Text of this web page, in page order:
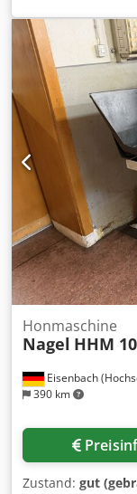
auch gerne über
Dsdpfx Abjxbzfnj
vorheriger
Haus zu
Eisenbach
390 km
Honmaschine
Nagel HHM
Zustand: gut